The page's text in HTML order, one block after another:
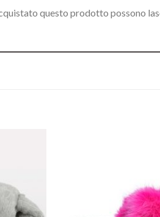
questo prodotto possono